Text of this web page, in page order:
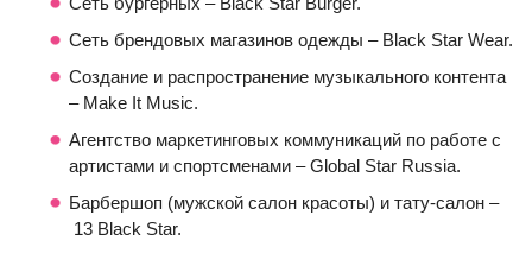
Сеть брендовых магазинов одежды – Black Star Wear.
Создание и распространение музыкального контента
– Make It Music.
Агентство маркетинговых коммуникаций по работе с
артистами и спортсменами – Global Star Russia.
Барбершоп (мужской салон красоты) и тату-салон –
13 Black Star.